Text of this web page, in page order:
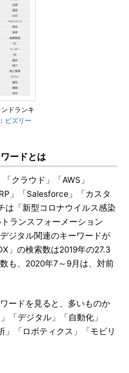
ドランキ
ビズリー
ードとは
クラウド」「AWS」
」「Salesforce」「カスタ
は「新型コロナウイルス感染
ランスフォーメーション
ジタル関連のキーワードが
」の検索数は2019年の27.3
も、2020年7～9月は、対前
ードを見ると、多いものか
「デジタル」「自動化」
」「ロボティクス」「モビリ